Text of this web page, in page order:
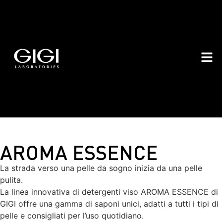
AROMA ESSENCE
La strada verso una pelle da sogno inizia da una pelle
pulita.
La linea innovativa di detergenti viso AROMA ESSENCE di
GIGI offre una gamma di saponi unici, adatti a tutti i tipi di
pelle e consigliati per l’uso quotidiano.